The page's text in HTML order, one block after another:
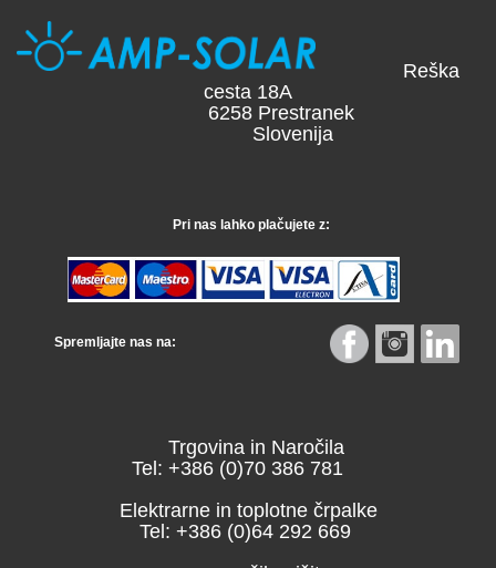
Reška
cesta 18A
6258 Prestranek
Slovenija
Pri nas lahko plačujete z:
Spremljajte nas na:
Trgovina in Naročila
Tel: +386 (0)70 386 781
Elektrarne in toplotne črpalke
Tel: +386 (0)64 292 669